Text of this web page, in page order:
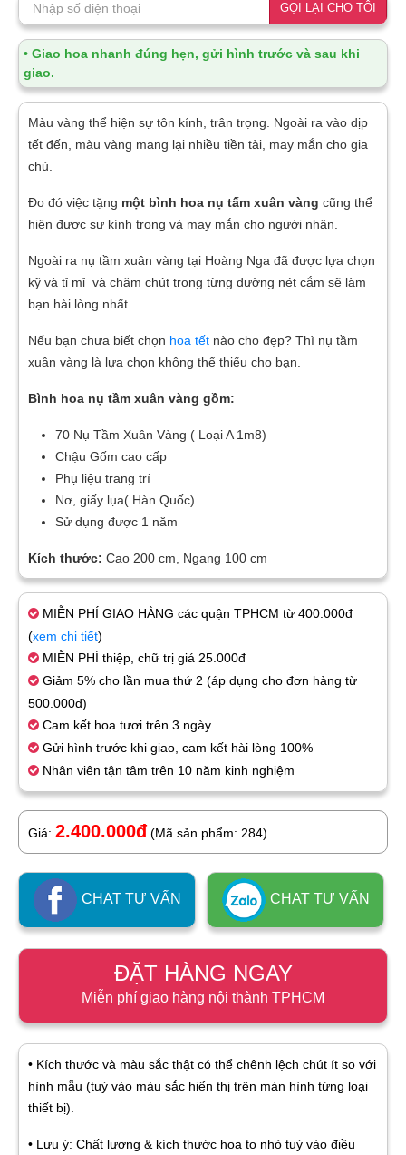
GỌI LẠI CHO TÔI
• Giao hoa nhanh đúng hẹn, gửi hình trước và sau khi
giao.
Màu vàng thể hiện sự tôn kính, trân trọng. Ngoài ra vào dịp
tết đến, màu vàng mang lại nhiều tiền tài, may mắn cho gia
chủ.
Đo đó việc tặng một bình hoa nụ tấm xuân vàng cũng thể
hiện được sự kính trong và may mắn cho người nhận.
Ngoài ra nụ tầm xuân vàng tại Hoàng Nga đã được lựa chọn
kỹ và tỉ mỉ và chăm chút trong từng đường nét cắm sẽ làm
bạn hài lòng nhất.
Nếu bạn chưa biết chọn hoa tết nào cho đẹp? Thì nụ tầm
xuân vàng là lựa chọn không thể thiếu cho bạn.
Bình hoa nụ tầm xuân vàng gồm:
70 Nụ Tầm Xuân Vàng ( Loại A 1m8)
Chậu Gốm cao cấp
Phụ liệu trang trí
Nơ, giấy lụa( Hàn Quốc)
Sử dụng được 1 năm
Kích thước: Cao 200 cm, Ngang 100 cm
MIỄN PHÍ GIAO HÀNG các quận TPHCM từ 400.000đ
(xem chi tiết)
MIỄN PHÍ thiệp, chữ trị giá 25.000đ
Giảm 5% cho lần mua thứ 2 (áp dụng cho đơn hàng từ
500.000đ)
Cam kết hoa tươi trên 3 ngày
Gửi hình trước khi giao, cam kết hài lòng 100%
Nhân viên tận tâm trên 10 năm kinh nghiệm
Giá: 2.400.000đ (Mã sản phẩm: 284)
CHAT TƯ VẤN CHAT TƯ VẤN
ĐẶT HÀNG NGAY
Miễn phí giao hàng nội thành TPHCM
• Kích thước và màu sắc thật có thể chênh lệch chút ít so với
hình mẫu (tuỳ vào màu sắc hiển thị trên màn hình từng loại
thiết bị).
• Lưu ý: Chất lượng & kích thước hoa to nhỏ tuỳ vào điều